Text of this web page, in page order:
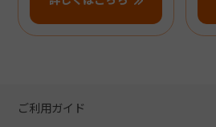
ご利用ガイド